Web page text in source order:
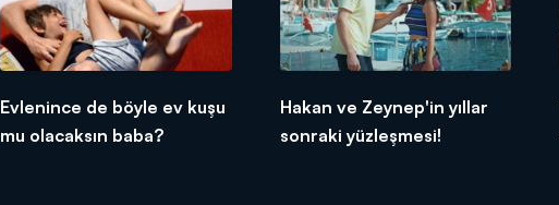
Evlenince de böyle ev kuşu
mu olacaksın baba?
Hakan ve Zeynep'in yıllar
sonraki yüzleşmesi!